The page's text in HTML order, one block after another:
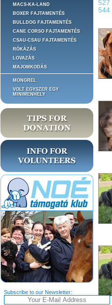
MACS-KA-LAND
BOXER FAJTAMENTÉS
BULLDOG FAJTAMENTÉS
CANE CORSO FAJTAMENTÉS
CSAU-CSAU FAJTAMENTÉS
RÓKÁZÁS
LOVAZÁS
MAJOMKODÁS
MONGREL
VOLT EGYSZER EGY
MINIMENHELY
Subscribe to our Newsletter:
527
544